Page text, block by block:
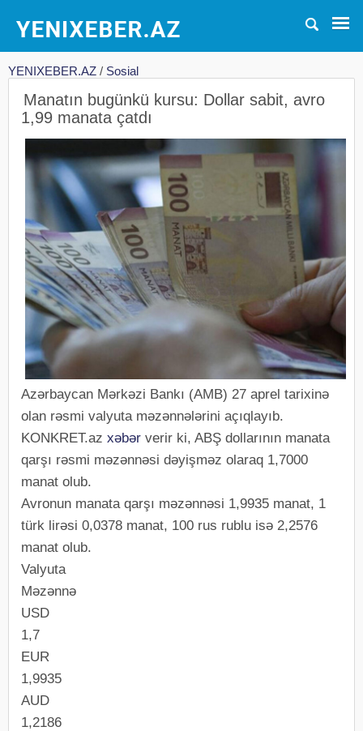
YENIXEBER.AZ / Sosial
Manatın bugünkü kursu: Dollar sabit, avro
1,99 manata çatdı
Azərbaycan Mərkəzi Bankı (AMB) 27 aprel tarixinə
olan rəsmi valyuta məzənnələrini açıqlayıb.
KONKRET.az xəbər verir ki, ABŞ dollarının manata
qarşı rəsmi məzənnəsi dəyişməz olaraq 1,7000
manat olub.
Avronun manata qarşı məzənnəsi 1,9935 manat, 1
türk lirəsi 0,0378 manat, 100 rus rublu isə 2,2576
manat olub.
Valyuta
Məzənnə
USD
1,7
EUR
1,9935
AUD
1,2186